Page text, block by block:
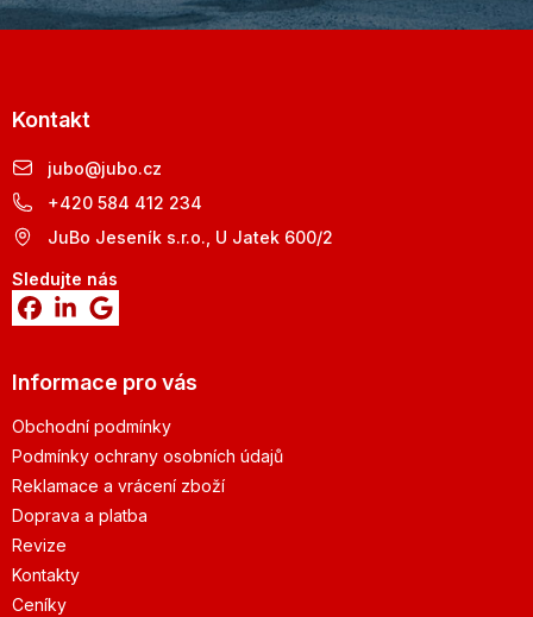
Kontakt
jubo@jubo.cz
+420 584 412 234
JuBo Jeseník s.r.o., U Jatek 600/2
Sledujte nás
Informace pro vás
Obchodní podmínky
Podmínky ochrany osobních údajů
Reklamace a vrácení zboží
Doprava a platba
Revize
Kontakty
Ceníky